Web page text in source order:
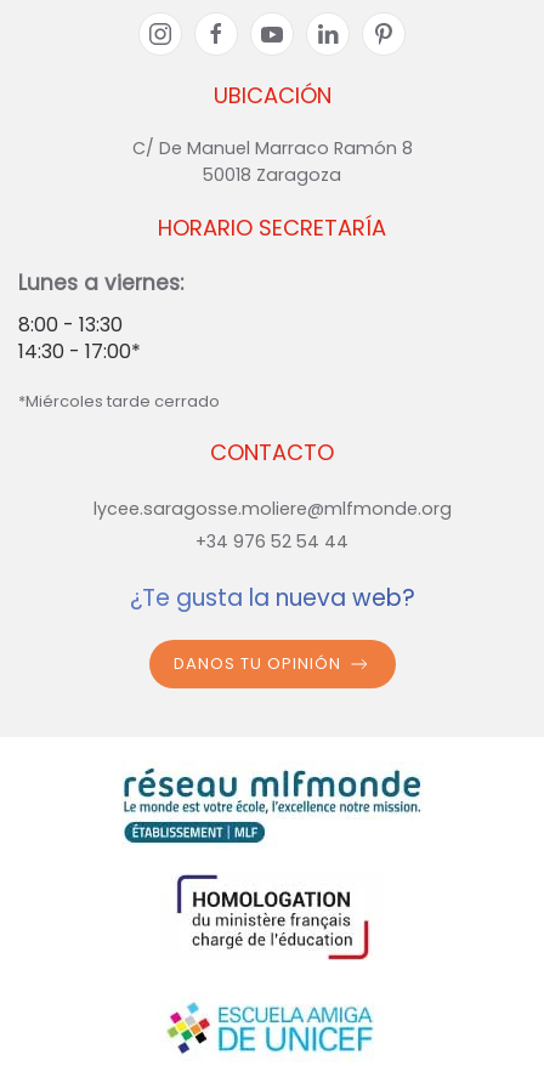
UBICACIÓN
C/ De Manuel Marraco Ramón 8
50018 Zaragoza
CONTACTO
lycee.saragosse.moliere@mlfmonde.org
+34 976 52 54 44
HORARIO SECRETARÍA
Lunes a viernes:
8:00 - 13:30
14:30 - 17:00*
*Miércoles tarde cerrado
¿Te gusta la nueva web?
DANOS TU OPINIÓN